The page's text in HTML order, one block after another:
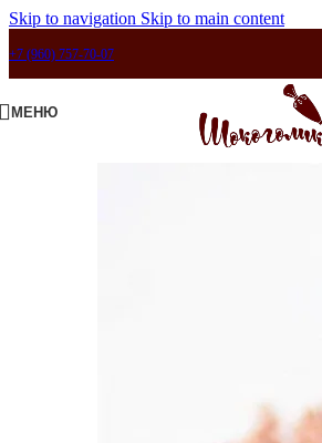
Skip to navigation Skip to main content
+7 (960) 757-70-07
МЕНЮ